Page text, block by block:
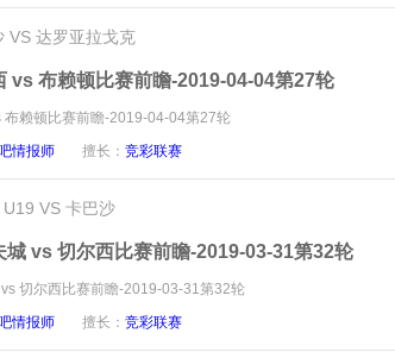
VS 达罗亚拉戈克
vs 布赖顿比赛前瞻-2019-04-04第27轮
布赖顿比赛前瞻-2019-04-04第27轮
情报师 擅长： 竞彩联赛
VS 卡巴沙
城 vs 切尔西比赛前瞻-2019-03-31第32轮
切尔西比赛前瞻-2019-03-31第32轮
情报师 擅长： 竞彩联赛